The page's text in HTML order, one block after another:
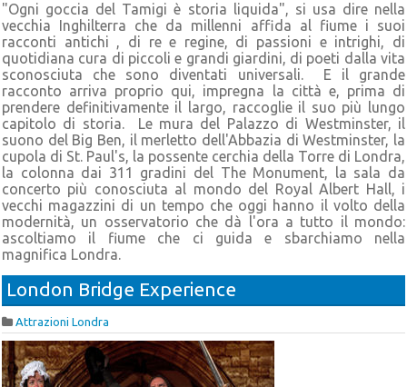
"Ogni goccia del Tamigi è storia liquida", si usa dire nella
vecchia Inghilterra che da millenni affida al fiume i suoi
racconti antichi , di re e regine, di passioni e intrighi, di
quotidiana cura di piccoli e grandi giardini, di poeti dalla vita
sconosciuta che sono diventati universali. E il grande
racconto arriva proprio qui, impregna la città e, prima di
prendere definitivamente il largo, raccoglie il suo più lungo
capitolo di storia. Le mura del Palazzo di Westminster, il
suono del Big Ben, il merletto dell'Abbazia di Westminster, la
cupola di St. Paul's, la possente cerchia della Torre di Londra,
la colonna dai 311 gradini del The Monument, la sala da
concerto più conosciuta al mondo del Royal Albert Hall, i
vecchi magazzini di un tempo che oggi hanno il volto della
modernità, un osservatorio che dà l'ora a tutto il mondo:
ascoltiamo il fiume che ci guida e sbarchiamo nella
magnifica Londra.
London Bridge Experience
Attrazioni Londra